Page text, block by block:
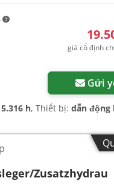
giá cố định
Gửi
5.316 h, Thiết bị: dẫn động
Zusatzhydrau